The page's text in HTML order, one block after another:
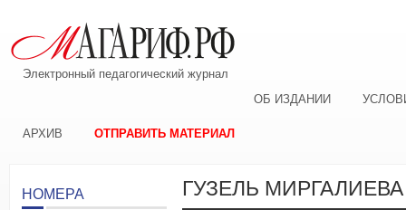
Электронный педагогический журнал
ОБ ИЗДАНИИ
АРХИВ ОТПРАВИТЬ МАТЕРИАЛ
ГУЗЕЛЬ МИРГАЛИЕВА
НОМЕРА